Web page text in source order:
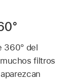
360° del
filtros